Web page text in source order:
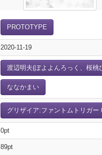
PROTOTYPE
2020-11-19
渡辺明夫(ぽよよんろっく、桜桃
ななかまい
グリザイア:ファントムトリガー
0pt
89pt